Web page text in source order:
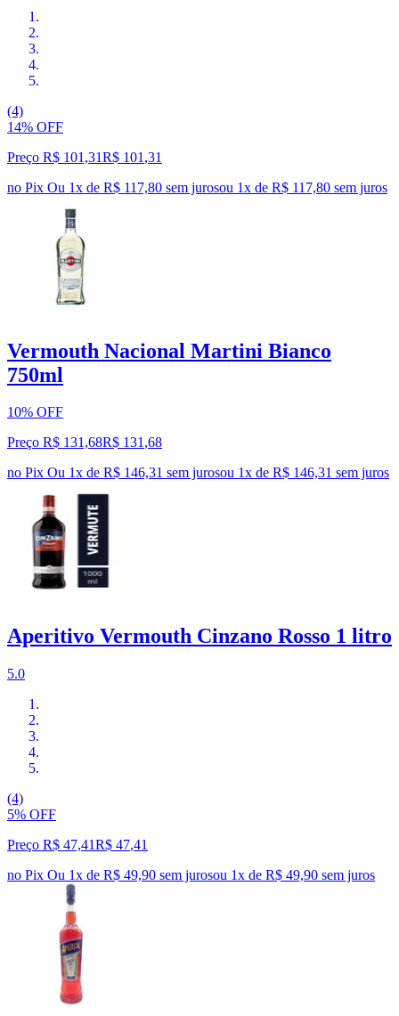
(4)
14% OFF
Preço R$ 101,31R$ 101 ,31
no Pix Ou 1x de R$ 117,80 sem jurosou 1x de R$ 117,80 sem juros
Vermouth Nacional Martini Bianco
750ml
10% OFF
Preço R$ 131,68R$ 131,68
no Pix Ou 1x de R$ 146,31 sem jurosou 1x de R$ 146,31 sem juros
Aperitivo Vermouth Cinzano Rosso 1 litro
5.0
(4)
5% OFF
Preço R$ 47,41R$ 47,41
no Pix Ou 1x de R$ 49,90 sem jurosou 1x de R$ 49,90 sem juros